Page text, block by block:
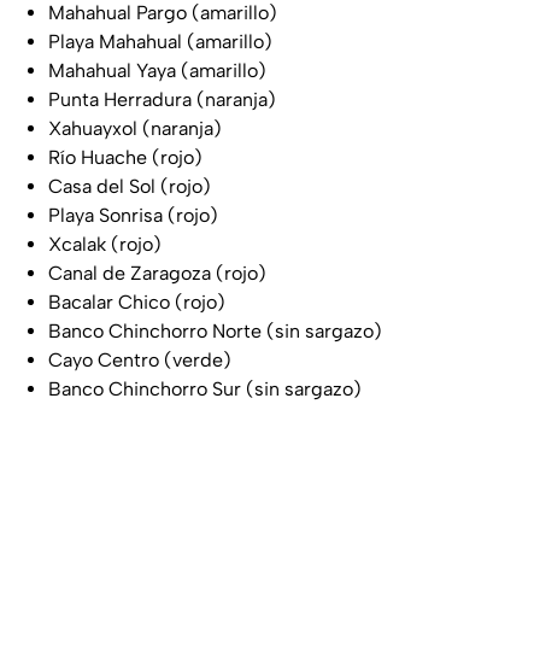
Mahahual Pargo (amarillo)
Playa Mahahual (amarillo)
Mahahual Yaya (amarillo)
Punta Herradura (naranja)
Xahuayxol (naranja)
Río Huache (rojo)
Casa del Sol (rojo)
Playa Sonrisa (rojo)
Xcalak (rojo)
Canal de Zaragoza (rojo)
Bacalar Chico (rojo)
Banco Chinchorro Norte (sin sargazo)
Cayo Centro (verde)
Banco Chinchorro Sur (sin sargazo)